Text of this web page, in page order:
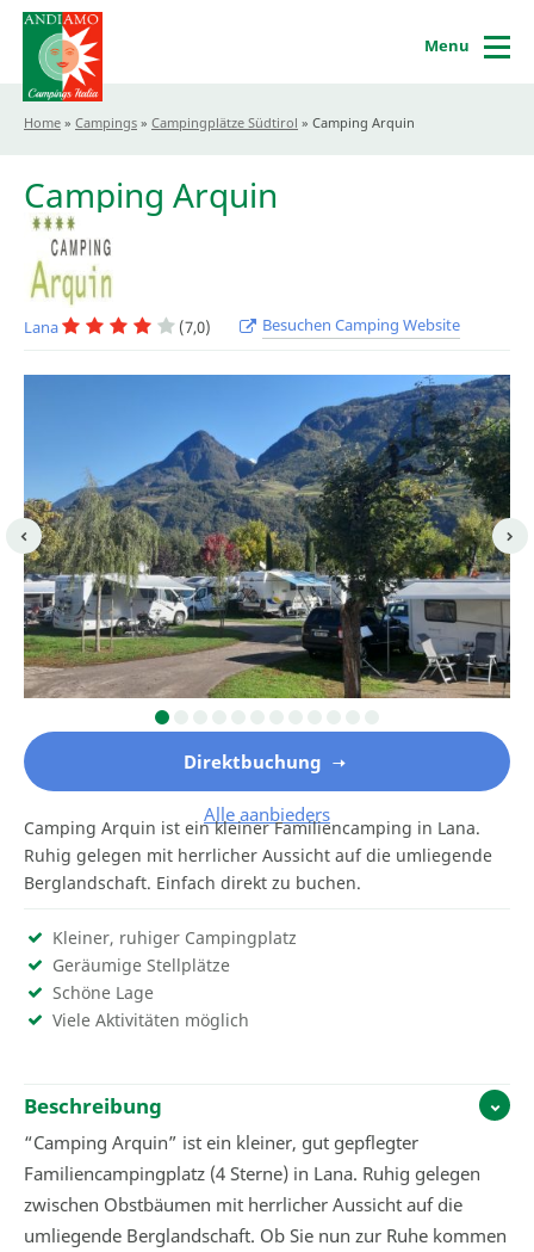
Menu
Home » Campings » Campingplätze Südtirol » Camping Arquin
Camping Arquin
Lana (7,0) Besuchen Camping Website
Direktbuchung
Alle aanbieders
Camping Arquin ist ein kleiner Familiencamping in Lana.
Ruhig gelegen mit herrlicher Aussicht auf die umliegende
Berglandschaft. Einfach direkt zu buchen.
Kleiner, ruhiger Campingplatz
Geräumige Stellplätze
Schöne Lage
Viele Aktivitäten möglich
Beschreibung
“Camping Arquin” ist ein kleiner, gut gepflegter
Familiencampingplatz (4 Sterne) in Lana. Ruhig gelegen
zwischen Obstbäumen mit herrlicher Aussicht auf die
umliegende Berglandschaft. Ob Sie nun zur Ruhe kommen